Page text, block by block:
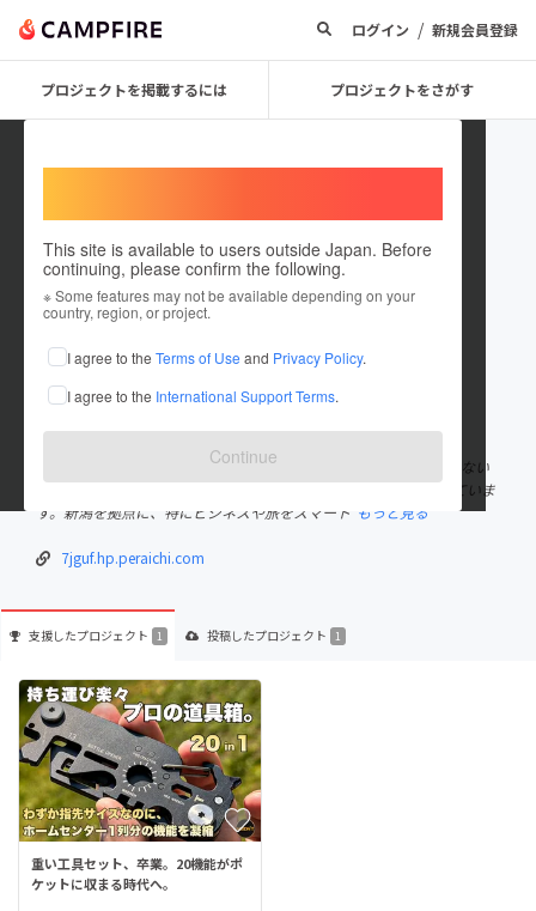
ログイン / 新規会員登録
プロジェクトを掲載するには プロジェクトをさがす
This site is available to users outside Japan. Before
continuing, please confirm the following.
※ Some features may not be available depending on your
country, region, or project.
I agree to the Terms of Use and Privacy Policy.
I agree to the International Support Terms.
Continue
Treasure EC
これまでに1回支援して1件のプロジェクトを投稿しています
在住国：日本 現在地：新潟県
出身国：日本 出身地：新潟県
【自己紹介文】 1. 私たちのミッション 世界中にある「まだ日本にない
革新的なプロダクト」を日本の皆様にお届けすることを使命としていま
す。新潟を拠点に、特にビジネスや旅をスマート もっと見る
7jguf.hp.peraichi.com
支援したプロジェクト 1 投稿したプロジェクト 1
重い工具セット、卒業。20機能がポ
ケットに収まる時代へ。